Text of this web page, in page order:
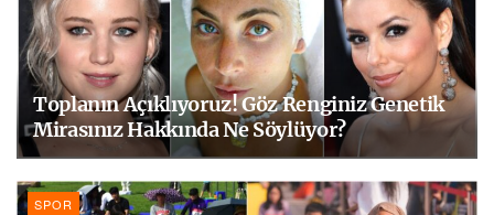
Toplanın Açıklıyoruz! Göz Renginiz Genetik
Mirasınız Hakkında Ne Söylüyor?
SPOR